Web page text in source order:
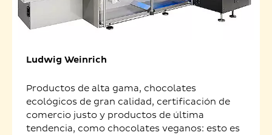
Ludwig Weinrich
Productos de alta gama, chocolates
ecológicos de gran calidad, certificación de
comercio justo y productos de última
tendencia, como chocolates veganos: esto es